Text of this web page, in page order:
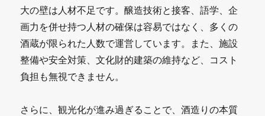
大の壁は人材不足です。醸造技術と接客、語学、企
画力を併せ持つ人材の確保は容易ではなく、多くの
酒蔵が限られた人数で運営しています。また、施設
整備や安全対策、文化財的建築の維持など、コスト
負担も無視できません。
さらに、観光化が進み過ぎることで、酒造りの本質